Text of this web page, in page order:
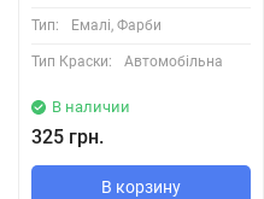
Тип: Емалі, Фарби
Тип Краски: Автомобільна
В наличии
325 грн.
В корзину